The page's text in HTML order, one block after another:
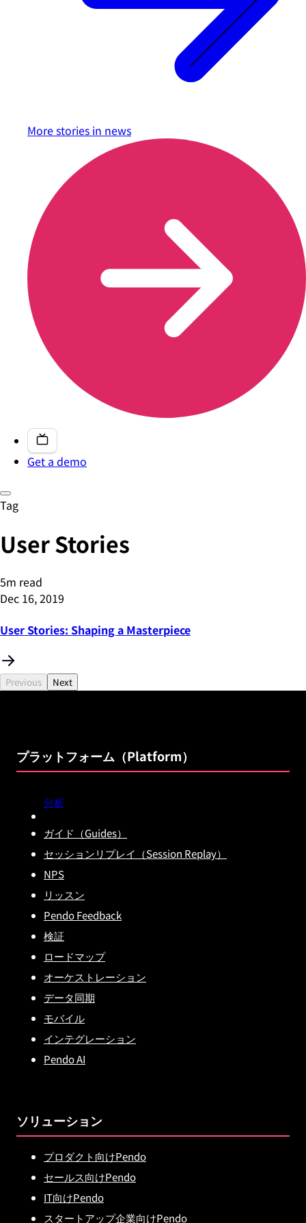
More stories in news
Get a demo
Tag
User Stories
5m read
Dec 16, 2019
User Stories: Shaping a Masterpiece
Previous Next
プラットフォーム（Platform）
分析
ガイド（Guides）
セッションリプレイ（Session Replay）
NPS
リッスン
Pendo Feedback
検証
ロードマップ
オーケストレーション
データ同期
モバイル
インテグレーション
Pendo AI
ソリューション
プロダクト向けPendo
セールス向けPendo
IT向けPendo
スタートアップ企業向けPendo